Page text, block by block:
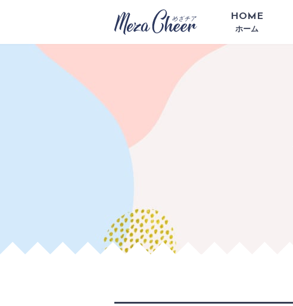
HOME
ホーム